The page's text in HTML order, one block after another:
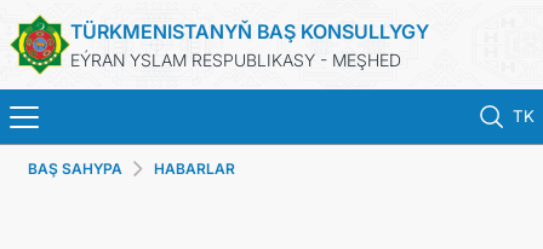
TÜRKMENISTANYŇ BAŞ KONSULLYGY
EÝRAN YSLAM RESPUBLIKASY - MEŞHED
TK
BAŞ SAHYPA
BAŞ SAHYPA HABARLAR